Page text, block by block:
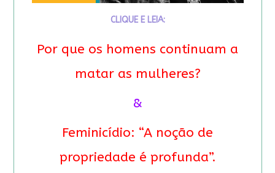
CLIQUE E LEIA:
Por que os homens continuam a
matar as mulheres?
&
Feminicídio: “A noção de
propriedade é profunda”.